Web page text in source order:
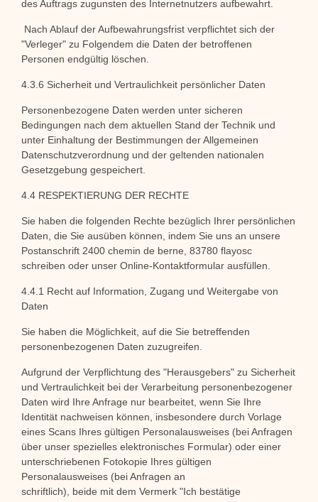
des Auftrags zugunsten des Internetnutzers aufbewahrt.
Nach Ablauf der Aufbewahrungsfrist verpflichtet sich der
"Verleger" zu Folgendem die Daten der betroffenen
Personen endgültig löschen.
4.3.6 Sicherheit und Vertraulichkeit persönlicher Daten
Personenbezogene Daten werden unter sicheren
Bedingungen nach dem aktuellen Stand der Technik und
unter Einhaltung der Bestimmungen der Allgemeinen
Datenschutzverordnung und der geltenden nationalen
Gesetzgebung gespeichert.
4.4 RESPEKTIERUNG DER RECHTE
Sie haben die folgenden Rechte bezüglich Ihrer persönlichen
Daten, die Sie ausüben können, indem Sie uns an unsere
Postanschrift 2400 chemin de berne, 83780 flayosc
schreiben oder unser Online-Kontaktformular ausfüllen.
4.4.1 Recht auf Information, Zugang und Weitergabe von
Daten
Sie haben die Möglichkeit, auf die Sie betreffenden
personenbezogenen Daten zuzugreifen.
Aufgrund der Verpflichtung des "Herausgebers" zu Sicherheit
und Vertraulichkeit bei der Verarbeitung personenbezogener
Daten wird Ihre Anfrage nur bearbeitet, wenn Sie Ihre
Identität nachweisen können, insbesondere durch Vorlage
eines Scans Ihres gültigen Personalausweises (bei Anfragen
über unser spezielles elektronisches Formular) oder einer
unterschriebenen Fotokopie Ihres gültigen
Personalausweises (bei Anfragen an
schriftlich), beide mit dem Vermerk "Ich bestätige